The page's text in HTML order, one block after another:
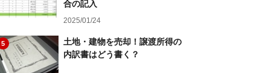
合の記入
2025/01/24
5
土地・建物を売却！譲渡所得の
内訳書はどう書く？